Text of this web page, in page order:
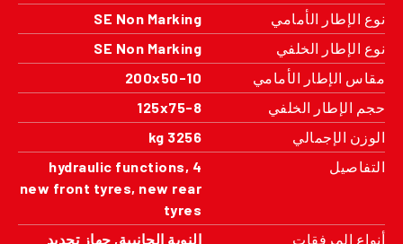
نوع الإطار الأمامي
SE Non Marking
نوع الإطار الخلفي
SE Non Marking
مقاس الإطار الأمامي
200x50-10
حجم الإطار الخلفي
125x75-8
الوزن الإجمالي
3256 kg
التفاصيل
4 hydraulic functions,
new front tyres, new rear
tyres
أنواع المرفقات
النوبة الجانبية, جهاز تحديد